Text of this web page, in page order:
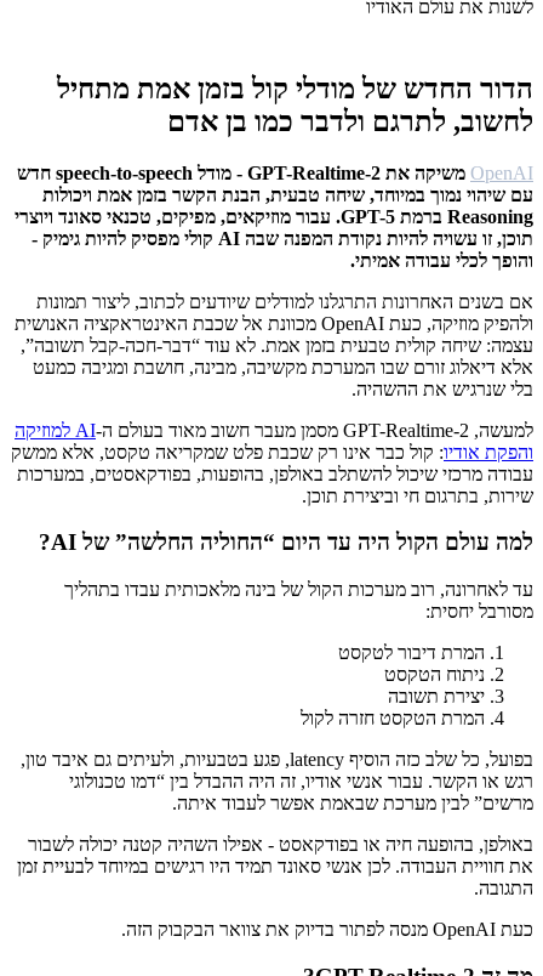
הדור החדש של מודלי קול בזמן אמת מתחיל
לחשוב, לתרגם ולדבר כמו בן אדם
OpenAI
משיקה את GPT-Realtime-2 - מודל speech-to-speech חדש
עם שיהוי נמוך במיוחד, שיחה טבעית, הבנת הקשר בזמן אמת ויכולות
Reasoning ברמת GPT-5. עבור מוזיקאים, מפיקים, טכנאי סאונד ויוצרי
תוכן, זו עשויה להיות נקודת המפנה שבה AI קולי מפסיק להיות גימיק -
והופך לכלי עבודה אמיתי.
אם בשנים האחרונות התרגלנו למודלים שיודעים לכתוב, ליצור תמונות
ולהפיק מוזיקה, כעת OpenAI מכוונת אל שכבת האינטראקציה האנושית
עצמה: שיחה קולית טבעית בזמן אמת. לא עוד “דבר-חכה-קבל תשובה”,
אלא דיאלוג זורם שבו המערכת מקשיבה, מבינה, חושבת ומגיבה כמעט
בלי שנרגיש את ההשהיה.
למעשה, GPT-Realtime-2 מסמן מעבר חשוב מאוד בעולם ה-
AI למוזיקה
והפקת אודיו: קול כבר אינו רק שכבת פלט שמקריאה טקסט, אלא ממשק
עבודה מרכזי שיכול להשתלב באולפן, בהופעות, בפודקאסטים, במערכות
שירות, בתרגום חי וביצירת תוכן.
למה עולם הקול היה עד היום “החוליה החלשה” של AI?
עד לאחרונה, רוב מערכות הקול של בינה מלאכותית עבדו בתהליך
מסורבל יחסית:
המרת דיבור לטקסט
ניתוח הטקסט
יצירת תשובה
המרת הטקסט חזרה לקול
בפועל, כל שלב כזה הוסיף latency, פגע בטבעיות, ולעיתים גם איבד טון,
רגש או הקשר. עבור אנשי אודיו, זה היה ההבדל בין “דמו טכנולוגי
מרשים” לבין מערכת שבאמת אפשר לעבוד איתה.
באולפן, בהופעה חיה או בפודקאסט - אפילו השהיה קטנה יכולה לשבור
את חוויית העבודה. לכן אנשי סאונד תמיד היו רגישים במיוחד לבעיית זמן
התגובה.
כעת OpenAI מנסה לפתור בדיוק את צוואר הבקבוק הזה.